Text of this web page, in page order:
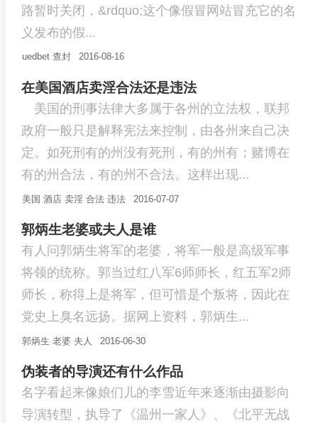
路暂时关闭，&rdquo;这个像假冒网站冒充它的名
义发布的假...
uedbet 查封 2016-08-16
在美国酒店卖淫合法还是违法
美国的刑事法律大多属于各州的立法权，联邦
政府一般只是解释宪法来控制，由各州来自己决
定。如死刑有的州没有死刑，有的州有；赌博在
有的州合法，有的州不合法。这样出现...
美国 酒店 卖淫 合法 违法 2016-07-07
郭炳生老婆或夫人是谁
有人问郭炳生将军的老婆，将军一般是高级军事
将领的统称。郭当过红八军6师师长，红五军2师
师长，称得上是将军，但可惜是个叛将，因此在
党史上臭名远扬。据网上资料，郭炳生...
郭炳生 老婆 夫人 2016-06-30
伪装者的导演还有什么作品
名字看起来像娘们儿的李雪近年来逐渐由摄影向
导演转型，执导了《温州一家人》、《北平无战